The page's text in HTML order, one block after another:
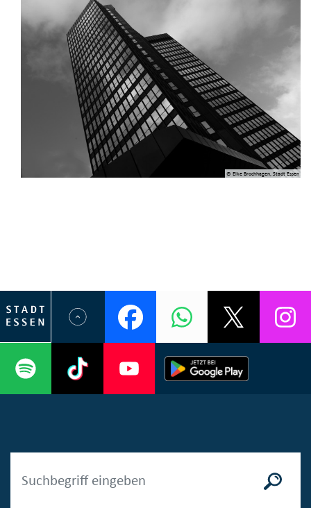
© Elke Brochhagen, Stadt Essen